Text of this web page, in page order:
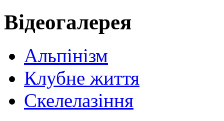
Відеогалерея
Альпінізм
Клубне життя
Скелелазіння